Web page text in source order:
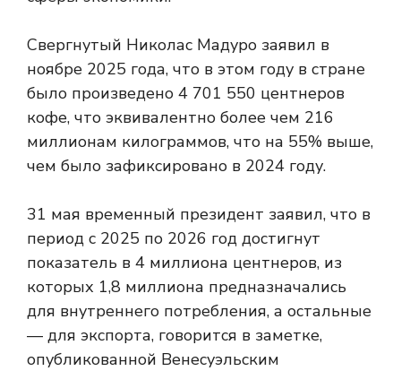
Свергнутый Николас Мадуро заявил в
ноябре 2025 года, что в этом году в стране
было произведено 4 701 550 центнеров
кофе, что эквивалентно более чем 216
миллионам килограммов, что на 55% выше,
чем было зафиксировано в 2024 году.
31 мая временный президент заявил, что в
период с 2025 по 2026 год достигнут
показатель в 4 миллиона центнеров, из
которых 1,8 миллиона предназначались
для внутреннего потребления, а остальные
— для экспорта, говорится в заметке,
опубликованной Венесуэльским